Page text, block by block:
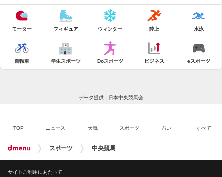
モーター フィギュア ウィンター 陸上 水泳
自転車 学生スポーツ Doスポーツ ビジネス eスポーツ
データ提供：日本中央競馬会
TOP ニュース 天気 スポーツ 占い すべて
スポーツ 中央競馬
サイトご利用にあたって